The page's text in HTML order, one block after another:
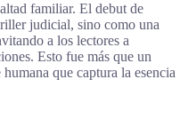
familiar. El debut de
judicial, sino como una
a los lectores a
Esto fue más que un
que captura la esencia